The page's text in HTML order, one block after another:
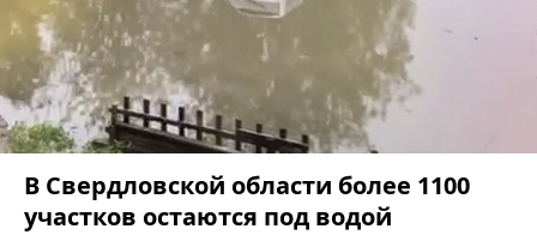
В Свердловской области более 1100
участков остаются под водой